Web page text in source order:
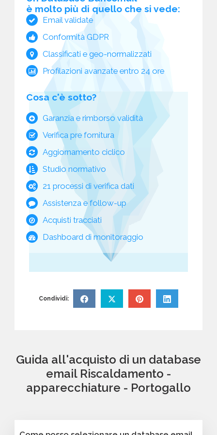
è molto più di quello che si vede:
Email validate
Conformità GDPR
Classificati e geo-normalizzati
Profilazioni avanzate entro 24 ore
Cosa c'è sotto?
Garanzia e rimborso validità
Verifica pre fornitura
Aggiornamento ciclico
Studio normativo
21 processi di verifica dati
Assistenza e follow-up
Acquisti tracciati
Dashboard di monitoraggio
Condividi:
Guida all'acquisto di un database
email Riscaldamento -
apparecchiature - Portogallo